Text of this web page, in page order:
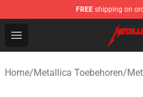
FREE shipping on
Open menu
Metallica Store - Official
Home/Metallica Toebehoren/